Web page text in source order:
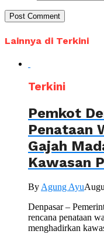
Lainnya di Terkini
Terkini
Pemkot
Penataan
Gajah
Kawasan
ByAgung Ayu
Denpasar –
rencana penataan
menghadirkan